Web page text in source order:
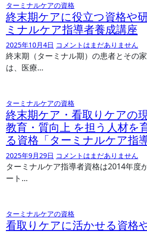
ターミナルケアの資格
終末期ケアに役立つ資格や
ミナルケア指導者養成講座
2025年10月4日 コメントはまだありません
終末期（ターミナル期）の患者とその家族に寄り添うケア
は、医療…
ターミナルケアの資格
終末期ケア・看取りケアの
教育・質向上 を担う人材を
る資格「ターミナルケア指導
2025年9月29日 コメントはまだありません
ターミナルケア指導者資格は2014年度から認定制度がスタ
ート…
ターミナルケアの資格
看取りケアに活かせる資格